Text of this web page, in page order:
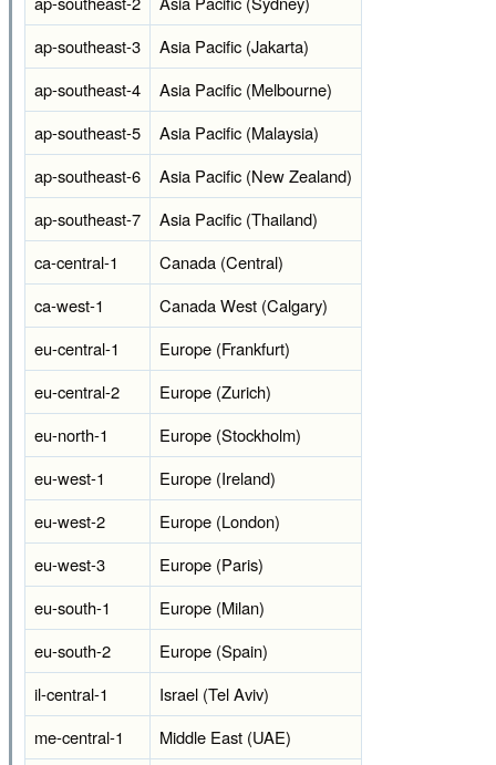
ap-southeast-3
Asia Pacific (Jakarta)
ap-southeast-4
Asia Pacific (Melbourne)
ap-southeast-5
Asia Pacific (Malaysia)
ap-southeast-6
Asia Pacific (New Zealand)
ap-southeast-7
Asia Pacific (Thailand)
ca-central-1
Canada (Central)
ca-west-1
Canada West (Calgary)
eu-central-1
Europe (Frankfurt)
eu-central-2
Europe (Zurich)
eu-north-1
Europe (Stockholm)
eu-west-1
Europe (Ireland)
eu-west-2
Europe (London)
eu-west-3
Europe (Paris)
eu-south-1
Europe (Milan)
eu-south-2
Europe (Spain)
il-central-1
Israel (Tel Aviv)
me-central-1
Middle East (UAE)